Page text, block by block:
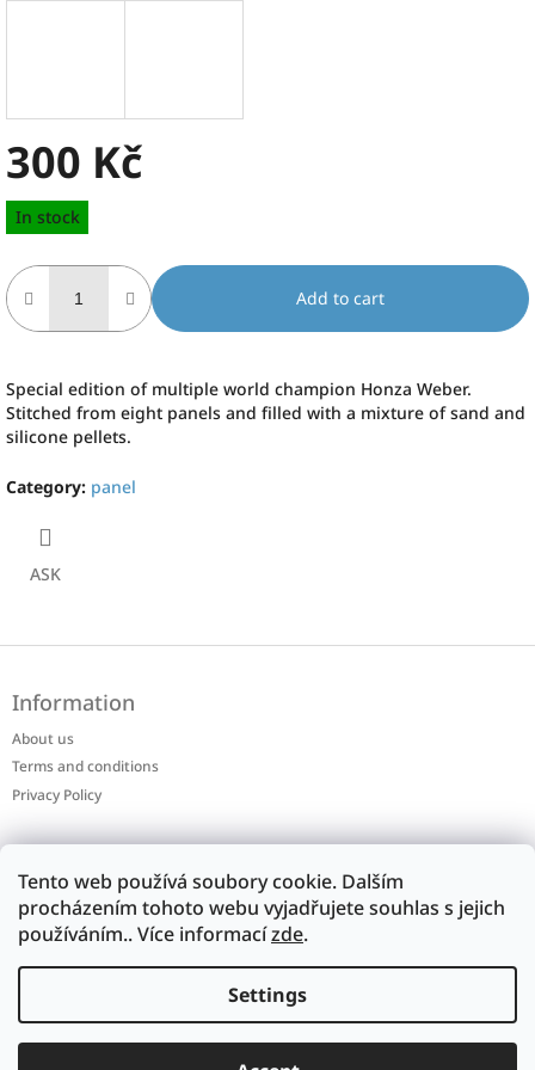
Tento web používá soubory cookie. Dalším
procházením tohoto webu vyjadřujete souhlas s jejich
používáním.. Více informacízde.
Settings
300 Kč
Measure
price:
In stock
Add to cart
Special edition of multiple world champion Honza Weber.
Stitched from eight panels and filled with a mixture of sand and
silicone pellets.
Category: panel
ASK
F
oInformation
About us
Terms and conditions
Privacy Policy
Contact
shop@footbag.cz
+420 603 435 677